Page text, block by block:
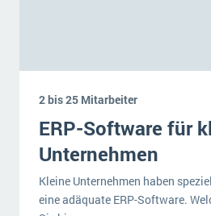
2 bis 25 Mitarbeiter
ERP-Software für
Unternehmen
Kleine Unternehmen haben
eine adäquate ERP-Software.